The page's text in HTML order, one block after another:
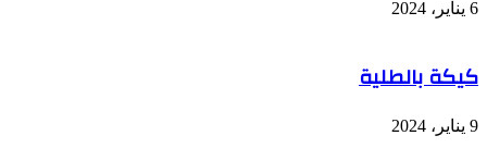
6 يناير، 2024
كيكة بالطلية
9 يناير، 2024